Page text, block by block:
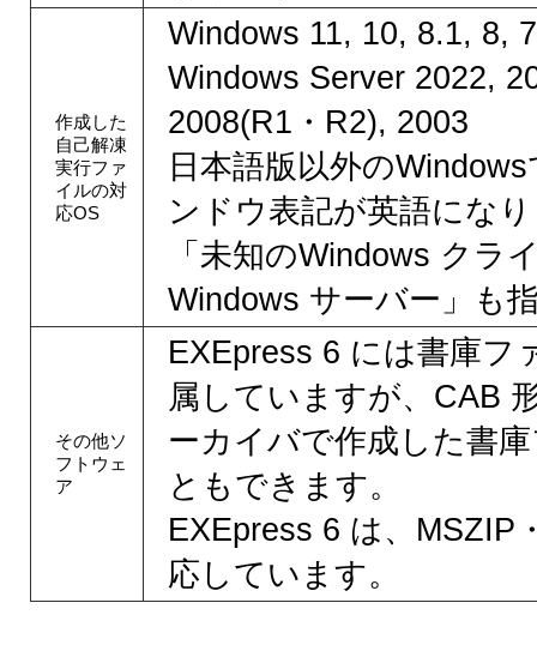
作成した
自己解凍
実行ファ
イルの対
応OS
Windows 11, 10, 8.1, 8,
Windows Server 2022,
2008(R1・R2), 2003
日本語版以外の
ンドウ表記が英語にな
「未知のWindows クラ
Windows サーバー」も
その他ソ
フトウェ
ア
EXEpress 6 には書庫フ
属していますが、CAB
ーカイバで作成した書
ともできます。
EXEpress 6 は、MSZIP
応しています。